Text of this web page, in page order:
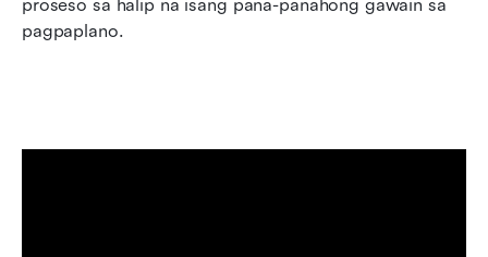
proseso sa halip na isang pana-panahong gawain sa
pagpaplano.